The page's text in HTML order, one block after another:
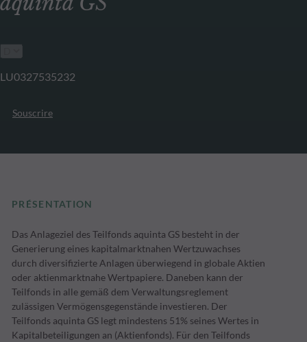
LU0327535232
Souscrire
PRÉSENTATION
Das Anlageziel des Teilfonds aquinta GS besteht in der
Generierung eines kapitalmarktnahen Wertzuwachses
durch diversifizierte Anlagen überwiegend in globale Aktien
oder aktienmarktnahe Wertpapiere. Daneben kann der
Teilfonds in alle gemäß dem Verwaltungsreglement
zulässigen Vermögensgegenstände investieren. Der
Teilfonds aquinta GS legt mindestens 51% seines Wertes in
Kapitalbeteiligungen an (Aktienfonds). Für den Teilfonds